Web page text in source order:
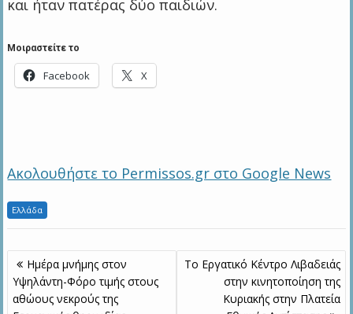
και ήταν πατέρας δύο παιδιών.
Μοιραστείτε το
Facebook X
Ακολουθήστε το Permissos.gr στο Google News
Ελλάδα
Πλοήγηση
άρθρων
Ημέρα μνήμης στον
Υψηλάντη-Φόρο τιμής στους
αθώους νεκρούς της
Το Εργατικό Κέντρο Λιβαδειάς
στην κινητοποίηση της
Κυριακής στην Πλατεία